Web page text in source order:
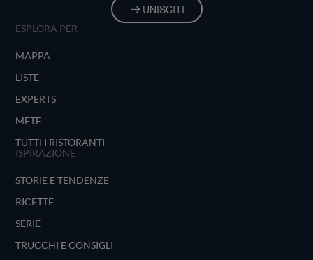
UNISCITI
ESPLORA PER
MAPPA
LISTE
EXPERTS
METE
TUTTI I RISTORANTI
ISPIRAZIONE
STORIE E TENDENZE
RICETTE
SERIE
TRUCCHI E CONSIGLI